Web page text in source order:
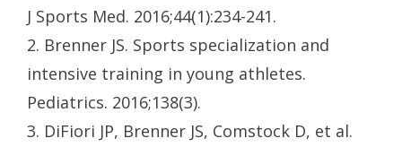
J Sports Med. 2016;44(1):234-241.
2. Brenner JS. Sports specialization and
intensive training in young athletes.
Pediatrics. 2016;138(3).
3. DiFiori JP, Brenner JS, Comstock D, et al.